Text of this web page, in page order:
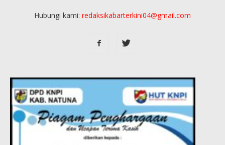
Hubungi kami: redaksikabarterkini04@gmail.com